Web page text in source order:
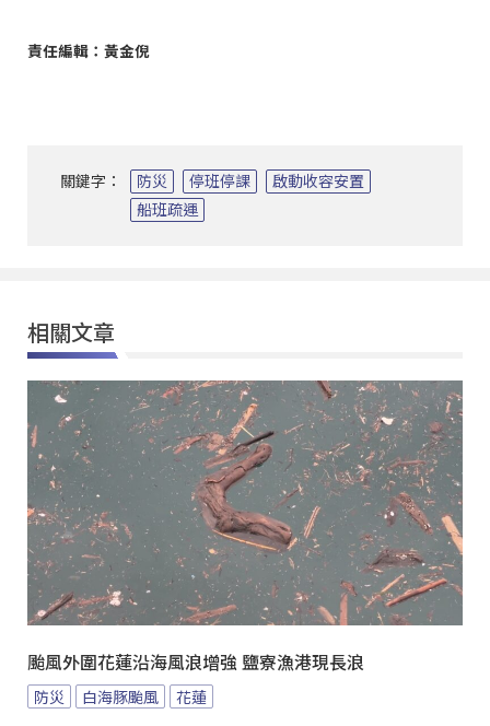
責任編輯：黃金倪
關鍵字： 防災 停班停課
啟動收容安置
船班疏運
相關文章
颱風外圍花蓮沿海風浪增強 鹽寮漁港現長浪
防災 白海豚颱風 花蓮